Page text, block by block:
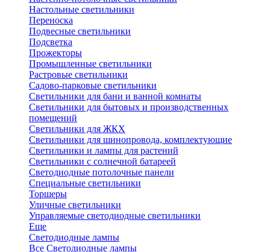
Настольные светильники
Переноска
Подвесные светильники
Подсветка
Прожекторы
Промышленные светильники
Растровые светильники
Садово-парковые светильники
Светильники для бани и ванной комнаты
Светильники для бытовых и производственных
помещений
Светильники для ЖКХ
Светильники для шинопровода, комплектующие
Светильники и лампы для растений
Светильники с солнечной батареей
Светодиодные потолочные панели
Специальные светильники
Торшеры
Уличные светильники
Управляемые светодиодные светильники
Еще
Светодиодные лампы
Все Светодиодные лампы